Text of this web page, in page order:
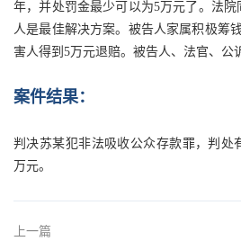
年，并处罚金最少可以为5万元了。法
人是最佳解决方案。被告人家属积极筹
害人得到5万元退赔。被告人、法官、公
案件结果：
判决苏某犯非法吸收公众存款罪，判处
万元。
上一篇